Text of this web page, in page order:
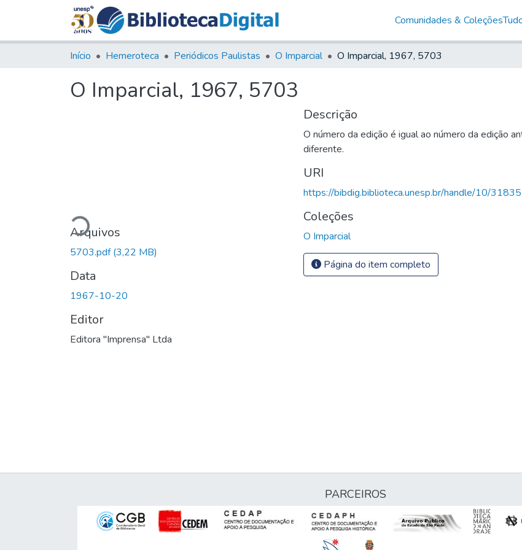
Comunidades & Coleções
Início Hemeroteca Periódicos Paulistas O Imparcial O Imparcial, 1967, 5703
O Imparcial, 1967, 5703
Carregando...
Arquivos
5703.pdf(3,22 MB)
Data
1967-10-20
Editor
Editora "Imprensa" Ltda
Descrição
O número da edição é igual ao número da edição
diferente.
URI
https://bibdig.biblioteca.unesp.br/handle/10/31835
Coleções
O Imparcial
Página do item completo
PARCEIROS